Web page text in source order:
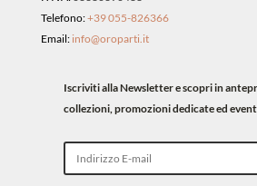
Telefono:+39 055-826366
Email: info@oroparti.it
Iscriviti alla Newsletter e scopri in
collezioni, promozioni dedicate ed